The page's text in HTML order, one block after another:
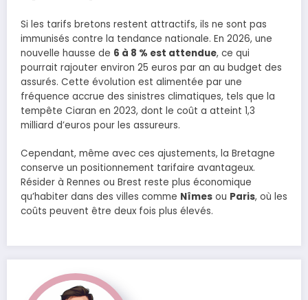
Si les tarifs bretons restent attractifs, ils ne sont pas
immunisés contre la tendance nationale. En 2026, une
nouvelle hausse de 6 à 8 % est attendue, ce qui
pourrait rajouter environ 25 euros par an au budget des
assurés. Cette évolution est alimentée par une
fréquence accrue des sinistres climatiques, tels que la
tempête Ciaran en 2023, dont le coût a atteint 1,3
milliard d’euros pour les assureurs.
Cependant, même avec ces ajustements, la Bretagne
conserve un positionnement tarifaire avantageux.
Résider à Rennes ou Brest reste plus économique
qu’habiter dans des villes comme Nîmes ou Paris, où les
coûts peuvent être deux fois plus élevés.